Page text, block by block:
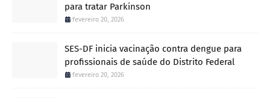
para tratar Parkinson
fevereiro 20, 2026
SES-DF inicia vacinação contra dengue para
profissionais de saúde do Distrito Federal
fevereiro 20, 2026